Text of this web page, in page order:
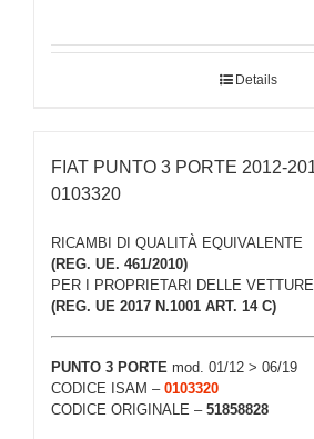
Details
FIAT PUNTO 3 PORTE 2012-
0103320
RICAMBI DI QUALITÀ EQUIVALENTE
(REG. UE. 461/2010)
PER I PROPRIETARI DELLE
(REG. UE 2017 N.1001 ART. 14 C)
PUNTO 3 PORTE mod. 01/12 > 06/19
CODICE ISAM – 0103320
CODICE ORIGINALE – 51858828